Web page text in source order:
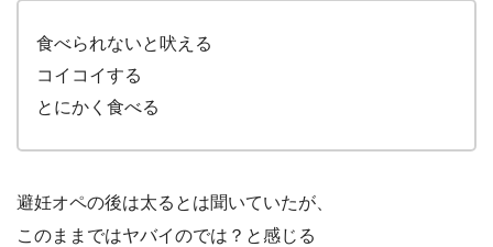
食べられないと吠える
コイコイする
とにかく食べる
避妊オペの後は太るとは聞いていたが、
このままではヤバイのでは？と感じる